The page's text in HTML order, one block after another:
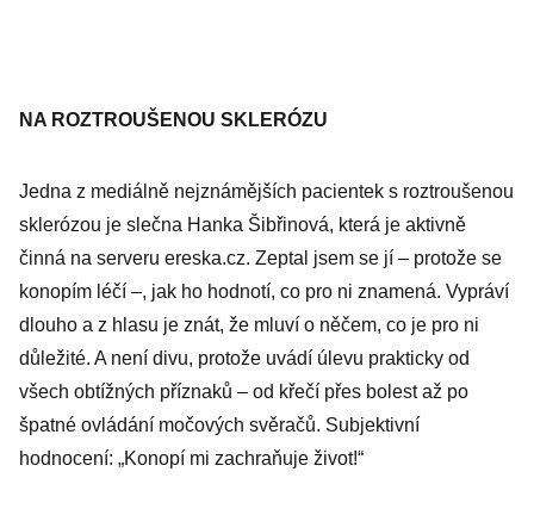
NA ROZTROUŠENOU SKLERÓZU
Jedna z mediálně nejznámějších pacientek s roztroušenou
sklerózou je slečna Hanka Šibřinová, která je aktivně
činná na serveru ereska.cz. Zeptal jsem se jí – protože se
konopím léčí –, jak ho hodnotí, co pro ni znamená. Vypráví
dlouho a z hlasu je znát, že mluví o něčem, co je pro ni
důležité. A není divu, protože uvádí úlevu prakticky od
všech obtížných příznaků – od křečí přes bolest až po
špatné ovládání močových svěračů. Subjektivní
hodnocení: „Konopí mi zachraňuje život!“